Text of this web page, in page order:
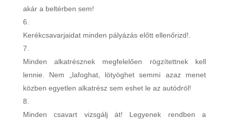
akár a beltérben sem!
Kerékcsavarjaidat minden pályázás előtt ellenőrizd!.
Minden alkatrésznek megfelelően rögzítettnek kell
lennie. Nem „lafoghat, lötyöghet semmi azaz menet
közben egyetlen alkatrész sem eshet le az autódról!
Minden csavart vizsgálj át! Legyenek rendben a